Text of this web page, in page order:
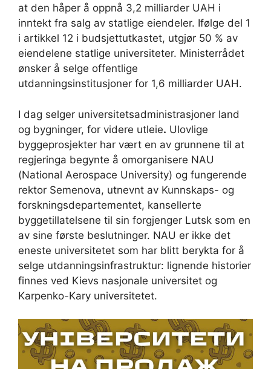
at den håper å oppnå 3,2 milliarder UAH i
inntekt fra salg av statlige eiendeler. Ifølge del 1
i artikkel 12 i budsjettutkastet, utgjør 50 % av
eiendelene statlige universiteter. Ministerrådet
ønsker å selge offentlige
utdanningsinstitusjoner for 1,6 milliarder UAH.
I dag selger universitetsadministrasjoner land
og bygninger, for videre utleie. Ulovlige
byggeprosjekter har vært en av grunnene til at
regjeringa begynte å omorganisere NAU
(National Aerospace University) og fungerende
rektor Semenova, utnevnt av Kunnskaps- og
forskningsdepartementet, kansellerte
byggetillatelsene til sin forgjenger Lutsk som en
av sine første beslutninger. NAU er ikke det
eneste universitetet som har blitt berykta for å
selge utdanningsinfrastruktur: lignende historier
finnes ved Kievs nasjonale universitet og
Karpenko-Kary universitetet.